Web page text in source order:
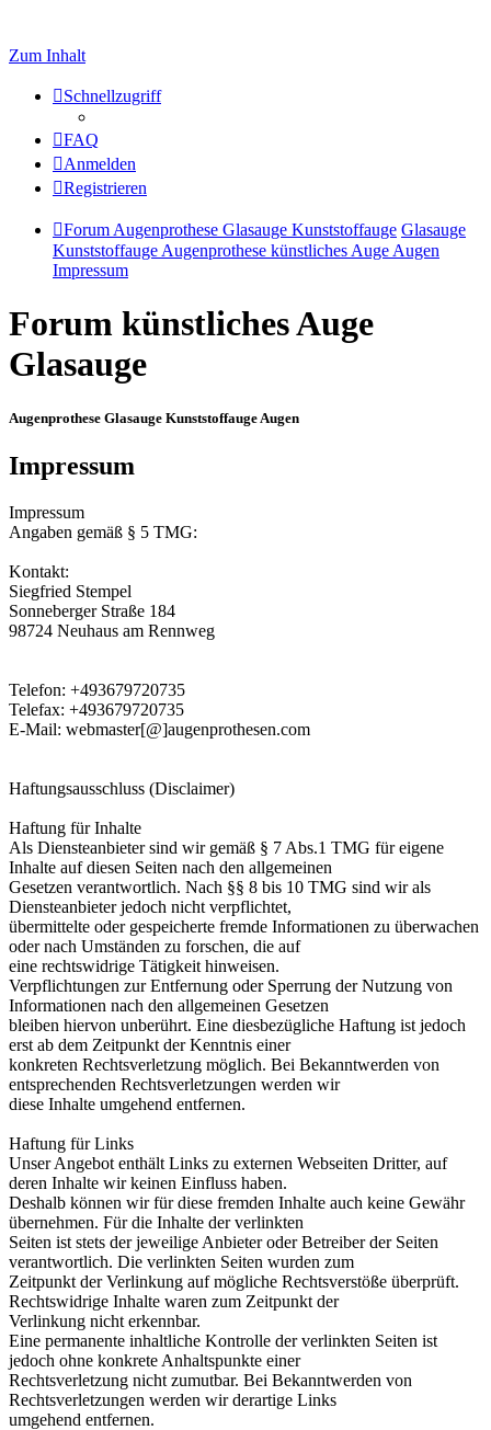
Zum Inhalt
Schnellzugriff
FAQ
Anmelden
Registrieren
Forum Augenprothese Glasauge Kunststoffauge Glasauge
Kunststoffauge Augenprothese künstliches Auge Augen
Impressum
Forum künstliches Auge
Glasauge
Augenprothese Glasauge Kunststoffauge Augen
Impressum
Impressum
Angaben gemäß § 5 TMG:
Kontakt:
Siegfried Stempel
Sonneberger Straße 184
98724 Neuhaus am Rennweg
Telefon: +493679720735
Telefax: +493679720735
E-Mail: webmaster[@]augenprothesen.com
Haftungsausschluss (Disclaimer)
Haftung für Inhalte
Als Diensteanbieter sind wir gemäß § 7 Abs.1 TMG für eigene
Inhalte auf diesen Seiten nach den allgemeinen
Gesetzen verantwortlich. Nach §§ 8 bis 10 TMG sind wir als
Diensteanbieter jedoch nicht verpflichtet,
übermittelte oder gespeicherte fremde Informationen zu überwachen
oder nach Umständen zu forschen, die auf
eine rechtswidrige Tätigkeit hinweisen.
Verpflichtungen zur Entfernung oder Sperrung der Nutzung von
Informationen nach den allgemeinen Gesetzen
bleiben hiervon unberührt. Eine diesbezügliche Haftung ist jedoch
erst ab dem Zeitpunkt der Kenntnis einer
konkreten Rechtsverletzung möglich. Bei Bekanntwerden von
entsprechenden Rechtsverletzungen werden wir
diese Inhalte umgehend entfernen.
Haftung für Links
Unser Angebot enthält Links zu externen Webseiten Dritter, auf
deren Inhalte wir keinen Einfluss haben.
Deshalb können wir für diese fremden Inhalte auch keine Gewähr
übernehmen. Für die Inhalte der verlinkten
Seiten ist stets der jeweilige Anbieter oder Betreiber der Seiten
verantwortlich. Die verlinkten Seiten wurden zum
Zeitpunkt der Verlinkung auf mögliche Rechtsverstöße überprüft.
Rechtswidrige Inhalte waren zum Zeitpunkt der
Verlinkung nicht erkennbar.
Eine permanente inhaltliche Kontrolle der verlinkten Seiten ist
jedoch ohne konkrete Anhaltspunkte einer
Rechtsverletzung nicht zumutbar. Bei Bekanntwerden von
Rechtsverletzungen werden wir derartige Links
umgehend entfernen.